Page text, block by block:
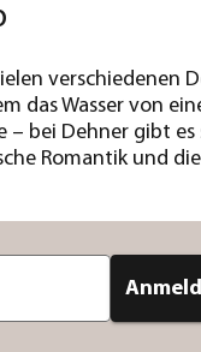
verschiedenen
das Wasser von
– bei Dehner gibt
Romantik und